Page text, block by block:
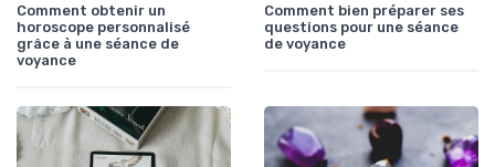
Comment obtenir un
horoscope personnalisé
grâce à une séance de
voyance
Comment bien préparer ses
questions pour une séance
de voyance